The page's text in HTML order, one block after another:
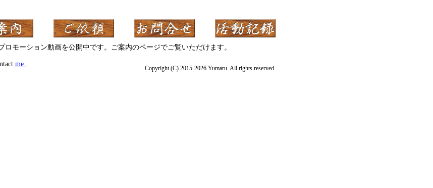
ロモーション動画を公開中です。ご案内のページでご覧いただけます。
me .
Copyright (C) 2015-2026 Yumaru. All rights reserved.